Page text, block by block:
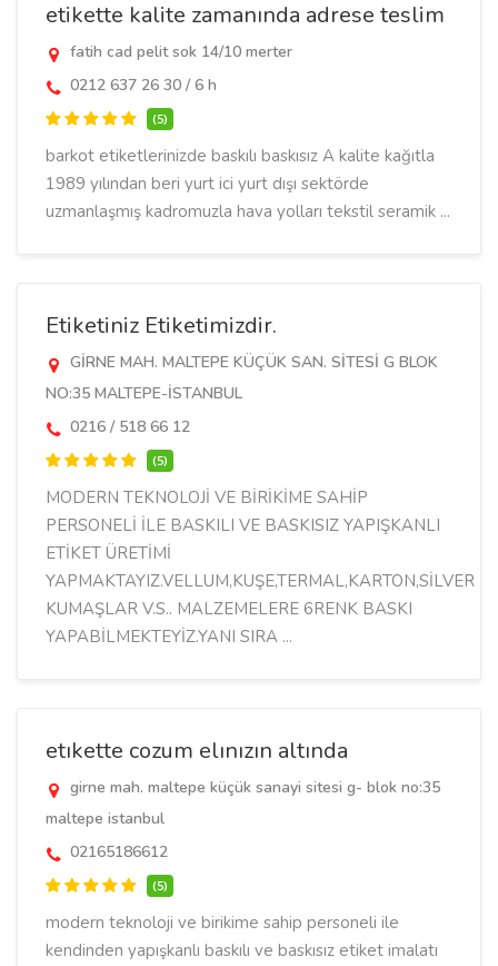
etikette kalite zamanında adrese teslim
fatih cad pelit sok 14/10 merter
0212 637 26 30 / 6 h
(5)
barkot etiketlerinizde baskılı baskısız A kalite kağıtla
1989 yılından beri yurt ici yurt dışı sektörde
uzmanlaşmış kadromuzla hava yolları tekstil seramik ...
Etiketiniz Etiketimizdir.
GİRNE MAH. MALTEPE KÜÇÜK SAN. SİTESİ G BLOK
NO:35 MALTEPE-İSTANBUL
0216 / 518 66 12
(5)
MODERN TEKNOLOJİ VE BİRİKİME SAHİP
PERSONELİ İLE BASKILI VE BASKISIZ YAPIŞKANLI
ETİKET ÜRETİMİ
KUMAŞLAR V.S.. MALZEMELERE 6RENK BASKI
YAPABİLMEKTEYİZ.YANI SIRA ...
etıkette cozum elınızın altında
girne mah. maltepe küçük sanayi sitesi g- blok no:35
maltepe istanbul
02165186612
(5)
modern teknoloji ve birikime sahip personeli ile
kendinden yapışkanlı baskılı ve baskısız etiket imalatı